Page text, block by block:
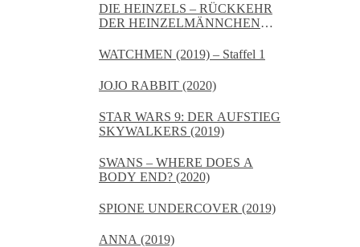
DIE HEINZELS – RÜCKKEHR
DER HEINZELMÄNNCHEN
WATCHMEN (2019) – Staffel 1
JOJO RABBIT (2020)
STAR WARS 9: DER AUFSTIEG
SKYWALKERS (2019)
SWANS – WHERE DOES A
BODY END? (2020)
SPIONE UNDERCOVER (2019)
ANNA (2019)